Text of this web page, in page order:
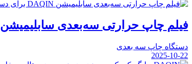
فیلم چاپ حرارتی سه‌بعدی سابلیمیشن DAQIN برای دستگاه چاپ قاب گوشی DIY
دستگاه چاپ سه بعدی
2025-10-22